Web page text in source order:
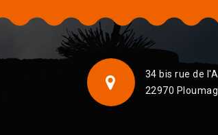
34 bis rue de
22970